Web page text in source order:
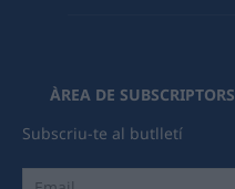
ÀREA DE SUBSCRIPTORS
Subscriu-te al butlletí